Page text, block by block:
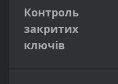
Контроль
закритих
ключів